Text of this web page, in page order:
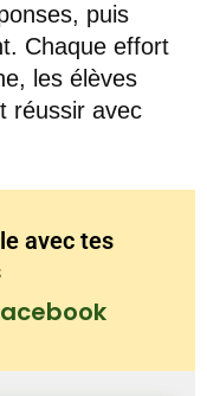
puis
Chaque effort
les élèves
réussir avec
avec tes